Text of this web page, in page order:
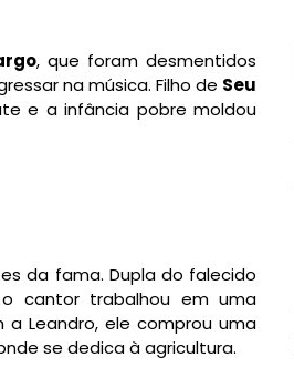
, que foram desmentidos
na música. Filho de Seu
e a infância pobre moldou
da fama. Dupla do falecido
cantor trabalhou em uma
Leandro, ele comprou uma
se dedica à agricultura.